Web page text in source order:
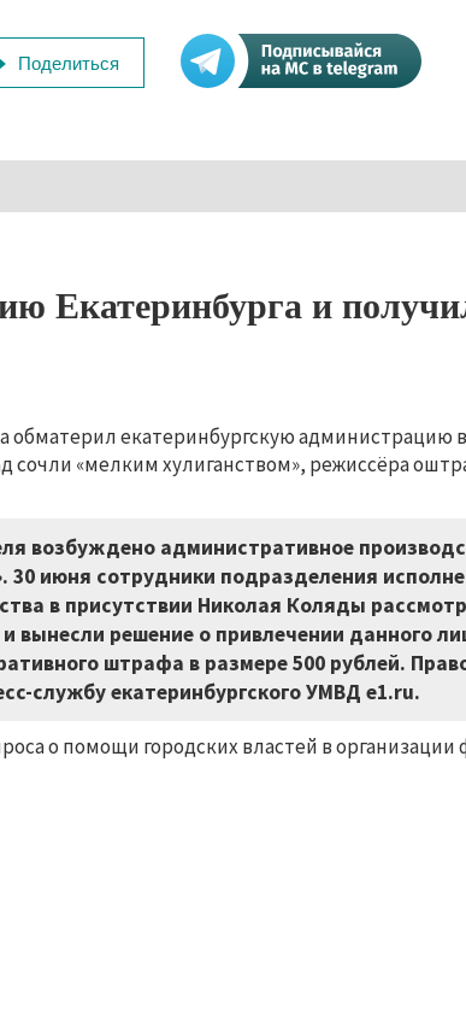
Поделиться
Екатеринбурга и
обматерил екатеринбургскую администрацию
сочли «мелким хулиганством», режиссёра
возбуждено административное
30 июня сотрудники подразделения
в присутствии Николая Коляды
вынесли решение о привлечении данного
штрафа в размере 500 рублей.
службу екатеринбургского УМВД e1.ru.
о помощи городских властей в организации